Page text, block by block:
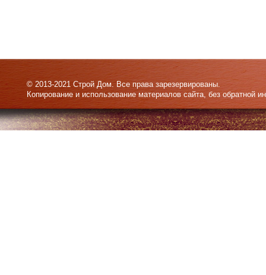
© 2013-2021 Строй Дом. Все права зарезервированы.
Копирование и использование материалов сайта, без обратной